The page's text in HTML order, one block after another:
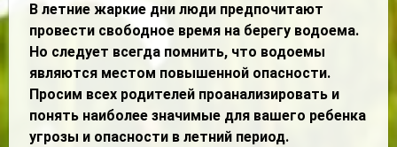
В летние жаркие дни люди предпочитают
провести свободное время на берегу водоема.
Но следует всегда помнить, что водоемы
являются местом повышенной опасности.
Просим всех родителей проанализировать и
понять наиболее значимые для вашего ребенка
угрозы и опасности в летний период.